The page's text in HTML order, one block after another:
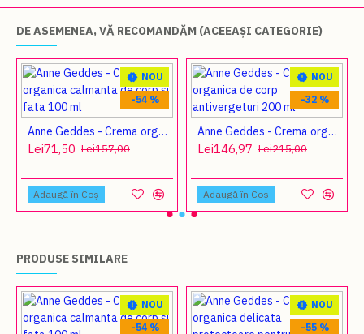
DE ASEMENEA, VĂ RECOMANDĂM (ACEEAȘI CATEGORIE)
NOU
-54 %
Anne Geddes - Crema organica calmanta de corp si fata 100 ml
Lei71,50 Lei157,00
Adaugă în Coş
NOU
-32 %
Anne Geddes - Crema organica de corp antivergeturi 200 ml
Lei146,97 Lei215,00
Adaugă în Coş
PRODUSE SIMILARE
NOU
-54 %
NOU
-55 %